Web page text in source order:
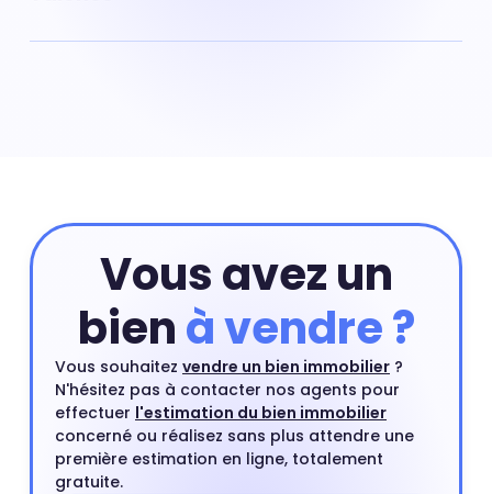
engagement.
Vous avez un
bienà vendre ?
Vous souhaitez vendre un bien immobilier ?
N'hésitez pas à contacter nos agents pour
effectuer l'estimation du bien immobilier
concerné ou réalisez sans plus attendre une
première estimation en ligne, totalement
gratuite.